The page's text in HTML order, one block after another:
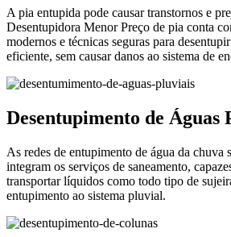
A pia entupida pode causar transtornos e
Desentupidora Menor Preço de pia conta
modernos e técnicas seguras para
eficiente, sem causar danos ao sistema de
Desentupimento de Águas
As redes de entupimento de água da chuva
integram os serviços de saneamento,
transportar líquidos como todo tipo de
entupimento ao sistema pluvial.